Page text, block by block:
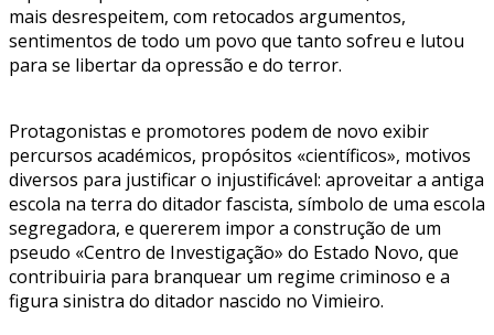
mais desrespeitem, com retocados argumentos,
sentimentos de todo um povo que tanto sofreu e lutou
para se libertar da opressão e do terror.
Protagonistas e promotores podem de novo exibir
percursos académicos, propósitos «científicos», motivos
diversos para justificar o injustificável: aproveitar a antiga
escola na terra do ditador fascista, símbolo de uma escola
segregadora, e quererem impor a construção de um
pseudo «Centro de Investigação» do Estado Novo, que
contribuiria para branquear um regime criminoso e a
figura sinistra do ditador nascido no Vimieiro.